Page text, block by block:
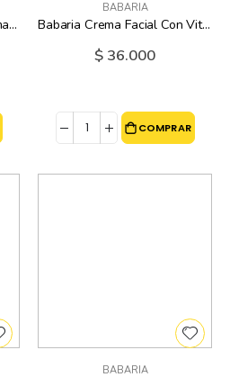
Babaria Agua Micelar Desmaquillante Rosa Mosqueta - 300 Ml
BABARIA
Babaria Crema Facial Con Vitamina C - 125 Ml
$ 36.000
COMPRAR
BABARIA